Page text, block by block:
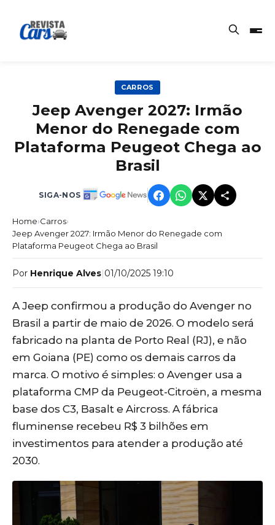
CARROS
Jeep Avenger 2027: Irmão
Menor do Renegade com
Plataforma Peugeot Chega ao
Brasil
SIGA-NOS
Home›Carros›
Jeep Avenger 2027: Irmão Menor do Renegade com
Plataforma Peugeot Chega ao Brasil
Por Henrique Alves|01/10/2025 19:10
A Jeep confirmou a produção do Avenger no
Brasil a partir de maio de 2026. O modelo será
fabricado na planta de Porto Real (RJ), e não
em Goiana (PE) como os demais carros da
marca. O motivo é simples: o Avenger usa a
plataforma CMP da Peugeot-Citroën, a mesma
base dos C3, Basalt e Aircross. A fábrica
fluminense recebeu R$ 3 bilhões em
investimentos para atender a produção até
2030.